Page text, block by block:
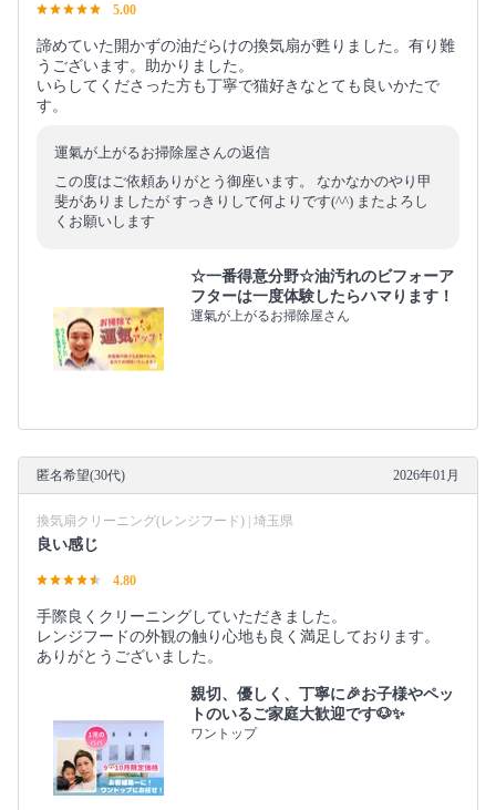
5.00
諦めていた開かずの油だらけの換気扇が甦りました。有り難
うございます。助かりました。
いらしてくださった方も丁寧で猫好きなとても良いかたで
す。
運氣が上がるお掃除屋さんの返信
この度はご依頼ありがとう御座います。 なかなかのやり甲
斐がありましたが すっきりして何よりです(^^) またよろし
くお願いします
☆一番得意分野☆油汚れのビフォーア
フターは一度体験したらハマります！
運氣が上がるお掃除屋さん
匿名希望(30代) 2026年01月
換気扇クリーニング(レンジフード) | 埼玉県
良い感じ
4.80
手際良くクリーニングしていただきました。
レンジフードの外観の触り心地も良く満足しております。
ありがとうございました。
親切、優しく、丁寧に🎉お子様やペッ
トのいるご家庭大歓迎です🐶✨
ワントップ